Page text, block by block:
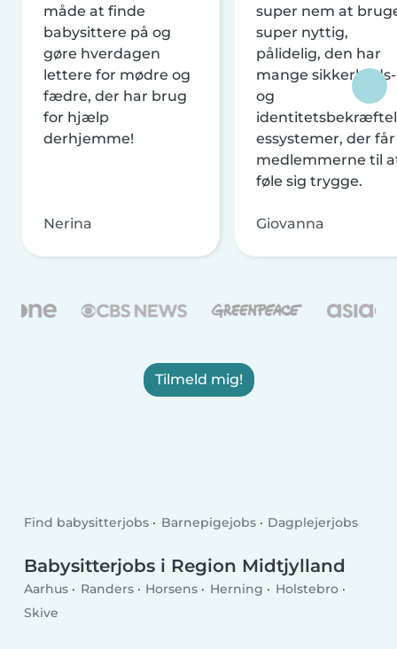
måde at finde
babysittere på og
gøre hverdagen
lettere for mødre og
fædre, der har brug
for hjælp
derhjemme!
Nerina
super nem at
super nyttig,
pålidelig, den har
mange sikkerheds-
og
essystemer, der får
medlemmerne til
føle sig trygge.
Giovanna
Tilmeld mig!
Find babysitterjobs Barnepigejobs Dagplejerjobs
Babysitterjobs i Region Midtjylland
Aarhus Randers Horsens Herning
Holstebro
Skive